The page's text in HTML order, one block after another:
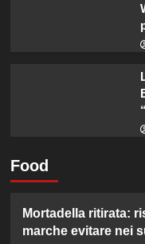
Food
Mortadella ritirata:
marche evitare nei